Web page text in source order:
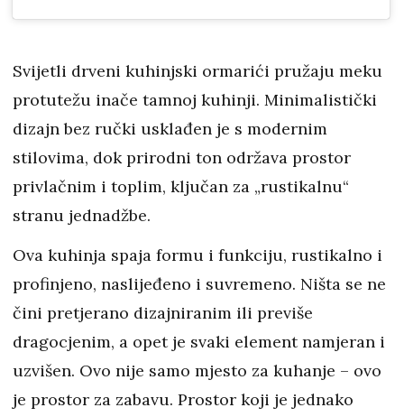
Svijetli drveni kuhinjski ormarići pružaju meku
protutežu inače tamnoj kuhinji. Minimalistički
dizajn bez ručki usklađen je s modernim
stilovima, dok prirodni ton održava prostor
privlačnim i toplim, ključan za „rustikalnu“
stranu jednadžbe.
Ova kuhinja spaja formu i funkciju, rustikalno i
profinjeno, naslijeđeno i suvremeno. Ništa se ne
čini pretjerano dizajniranim ili previše
dragocjenim, a opet je svaki element namjeran i
uzvišen. Ovo nije samo mjesto za kuhanje – ovo
je prostor za zabavu. Prostor koji je jednako